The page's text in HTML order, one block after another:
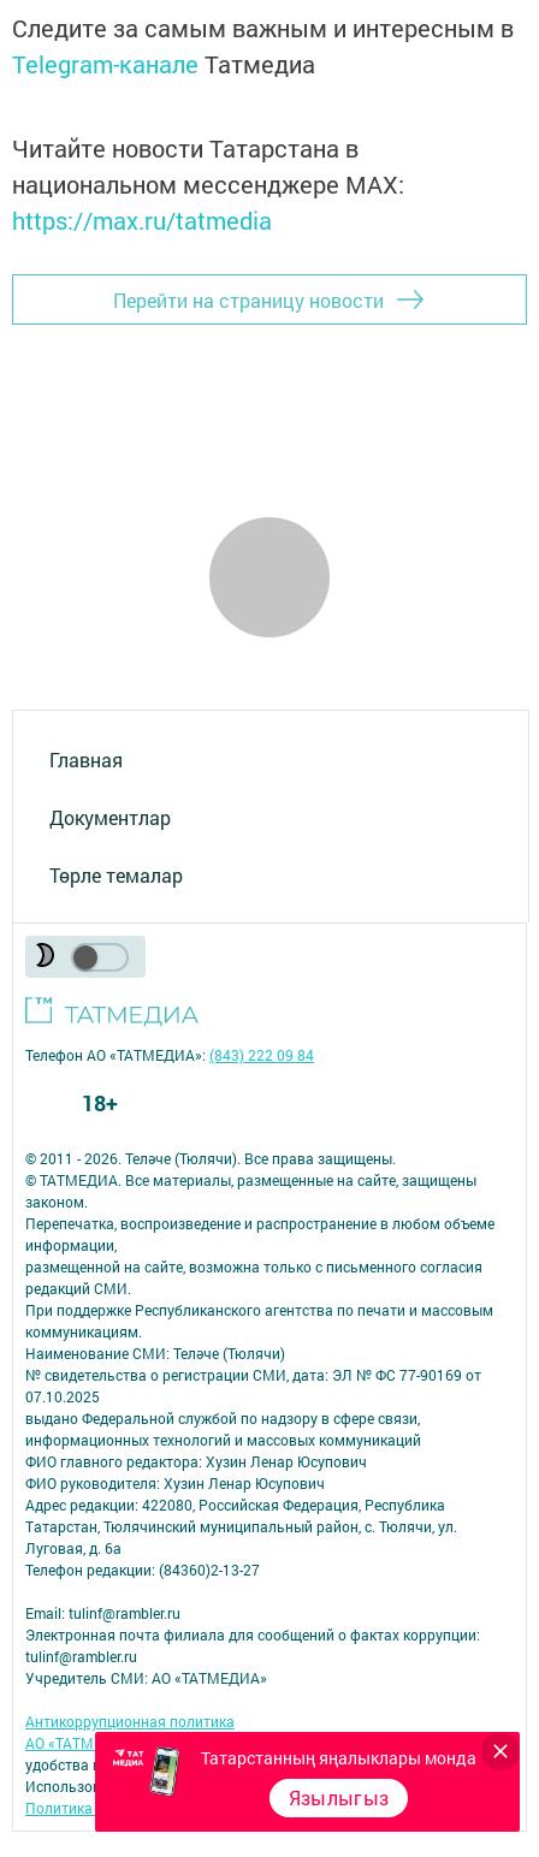
Следите за самым важным и интересным в
Telegram-канале Татмедиа
Читайте новости Татарстана в
национальном мессенджере MАХ:
https://max.ru/tatmedia
Перейти на страницу новости
Главная
Документлар
Төрле темалар
Татарстанның яңалыклары монда
Язылыгыз
© 2011 - 2026. Теләче (Тюлячи). Все права защищены.
© ТАТМЕДИА. Все материалы, размещенные на сайте, защищены
законом.
Перепечатка, воспроизведение и распространение в любом объеме
информации,
размещенной на сайте, возможна только с письменного согласия
редакций СМИ.
При поддержке Республиканского агентства по печати и массовым
коммуникациям.
Наименование СМИ: Теләче (Тюлячи)
№ свидетельства о регистрации СМИ, дата: ЭЛ № ФС 77-90169 от
07.10.2025
выдано Федеральной службой по надзору в сфере связи,
информационных технологий и массовых коммуникаций
ФИО главного редактора: Хузин Ленар Юсупович
ФИО руководителя: Хузин Ленар Юсупович
Адрес редакции: 422080, Российская Федерация, Республика
Татарстан, Тюлячинский муниципальный район, с. Тюлячи, ул.
Луговая, д. 6а
Телефон редакции: (84360)2-⁠13-⁠27
Email: tulinf@rambler.ru
Электронная почта филиала для сообщений о фактах коррупции:
tulinf@rambler.ru
Учредитель СМИ: АО «ТАТМЕДИА»
Антикоррупционная политика
АО «ТАТМЕДИА» использует «cookie»
для персонализации сервисов и
удобства пользователей сайтом.
Использование «cookie» можно отменить в настройках браузера.
Политика конфиденциальности
Телефон АО «ТАТМЕДИА»:(843) 222 09 84
18+